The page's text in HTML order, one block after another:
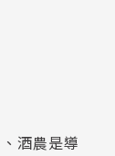
酒農是導